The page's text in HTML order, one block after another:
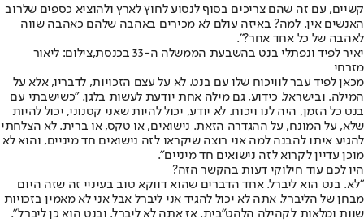
קשיים, עם זה שהם צריכים בסוף לנסוע לחוץ לארץ ולהוציא כספים שלרוב
האנשים אין. למה? באיזה עולם לא מכירים באהבה שלהם כאהבה שווה
לאהבה של כל אחד אחר?".
יאיר לפיד ונפתלי בנט בהשבעת הממשלה ה-33 בכנסת,צילום: ליאור
מזרחי
מכאן לפיד עבר לוויכוח שלו עם בנט. לא על עצם הזכויות, לדבריו, אלא על
המילה. ובישראל, כידוע, גם מילה אחת יודעת לעשות בלגן. "כשישבתי עם
בנט כל הזמן, היה לנו ויכוח. לא יודע, יכול להיות שאני קטנוני, יכול להיות
שלא, על המונח, על ההגדרה הזאת. נישואים, או טקס, או ברית. לא הצלחתי
להגיע איתו להבנה למה אני רוצה שיקראו לזה נישואים חד מיניים, והוא לא
מוכן עדיין לקרוא לזה נישואים חד מיניים".
היו לכם עוד חילוקי דעות בהקשר הזה?
"לא. בנט הוא ליברל. אחד הדברים שהוא דווקא טוב בעיניי זה שזה היום
מבחן של הליברל. אתה לא יכול להגיד אני ליברל אבל אני לא מאמין בזכויות
שוות ומלאות לקהילה הלהט"בית. אז אתה לא ליברל. ובנט הוא כן ליברל".